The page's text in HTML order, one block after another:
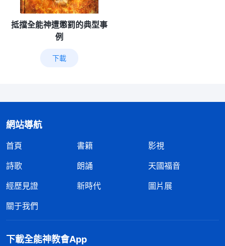
抵擋全能神遭懲罰的典型事
例
下載
網站導航
首頁 書籍
影視
詩歌
朗誦
天國福音
經歷見證
新時代
圖片展
關于我們
下載全能神教會App